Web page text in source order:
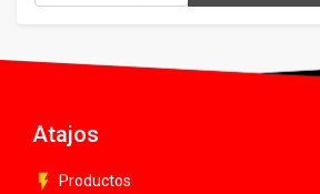
Atajos
flash_on Productos